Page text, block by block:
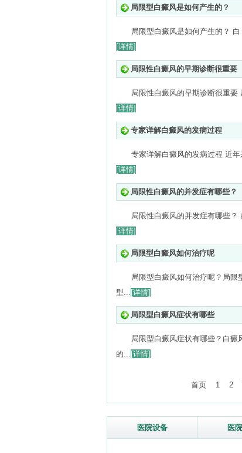
局限型白癜风是如何产生的？
局限型白癜风是如何产生的？
[详情]
局限性白癜风的早期诊断很重要
局限性白癜风的早期诊断很重
[详情]
专家详解白癜风的发病过程
专家详解白癜风的发病过程 近
[详情]
局限性白癜风的并发症有哪些？
局限性白癜风的并发症有哪些
[详情]
局限型白癜风如何治疗呢
局限型白癜风如何治疗呢？局限
型... [详情]
局限型白癜风症状有哪些
局限型白癜风症状有哪些？白
的... [详情]
首页 1 2
医院设备 医